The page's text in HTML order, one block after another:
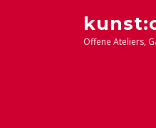
Offene Ateliers,